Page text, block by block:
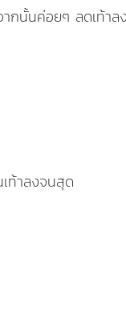
ากนั้นค่อยๆ ลดเท้าล
ท้าลงจนสุด